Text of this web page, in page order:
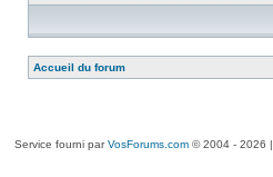
Accueil du forum
Service fourni parVosForums.com© 2004 - 2026 |